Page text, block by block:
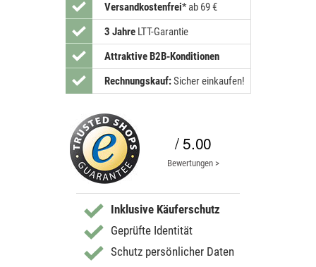
Versandkostenfrei* ab 69 €
3 JahreLTT-Garantie
Attraktive B2B-Konditionen
Rechnungskauf:Sicher einkaufen!
/ 5.00
Bewertungen >
Inklusive Käuferschutz
Geprüfte Identität
Schutz persönlicher Daten